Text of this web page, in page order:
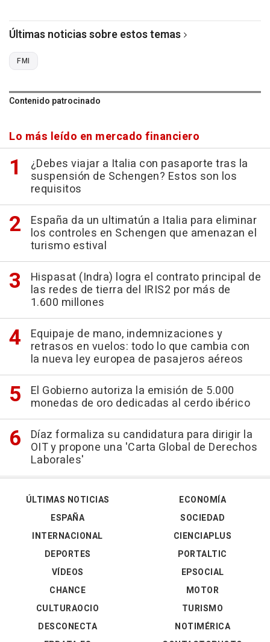
Últimas noticias sobre estos temas
FMI
Contenido patrocinado
Lo más leído en mercado financiero
¿Debes viajar a Italia con pasaporte tras la
suspensión de Schengen? Estos son los
requisitos
España da un ultimatún a Italia para eliminar
los controles en Schengen que amenazan el
turismo estival
Hispasat (Indra) logra el contrato principal de
las redes de tierra del IRIS2 por más de
1.600 millones
Equipaje de mano, indemnizaciones y
retrasos en vuelos: todo lo que cambia con
la nueva ley europea de pasajeros aéreos
El Gobierno autoriza la emisión de 5.000
monedas de oro dedicadas al cerdo ibérico
Díaz formaliza su candidatura para dirigir la
OIT y propone una 'Carta Global de Derechos
Laborales'
ÚLTIMAS NOTICIAS
ESPAÑA
INTERNACIONAL
DEPORTES
VÍDEOS
ECONOMÍA
SOCIEDAD
CIENCIAPLUS
PORTALTIC
EPSOCIAL
CHANCE
CULTURAOCIO
DESCONECTA
MOTOR
TURISMO
NOTIMÉRICA